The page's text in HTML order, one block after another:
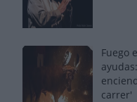
Fuego
carrer'